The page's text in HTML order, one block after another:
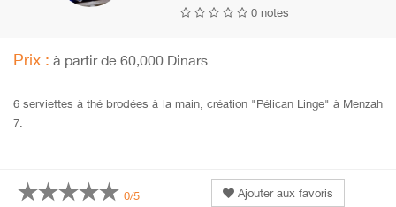
0 notes
Prix : à partir de 60,000 Dinars
6 serviettes à thé brodées à la main, création "Pélican Linge" à Menzah
7.
0/5
Ajouter aux favoris